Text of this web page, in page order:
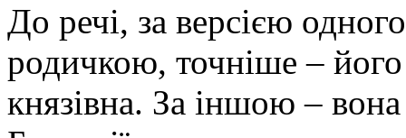
До речі, за версією
родичкою, точніше –
князівна. За іншою –